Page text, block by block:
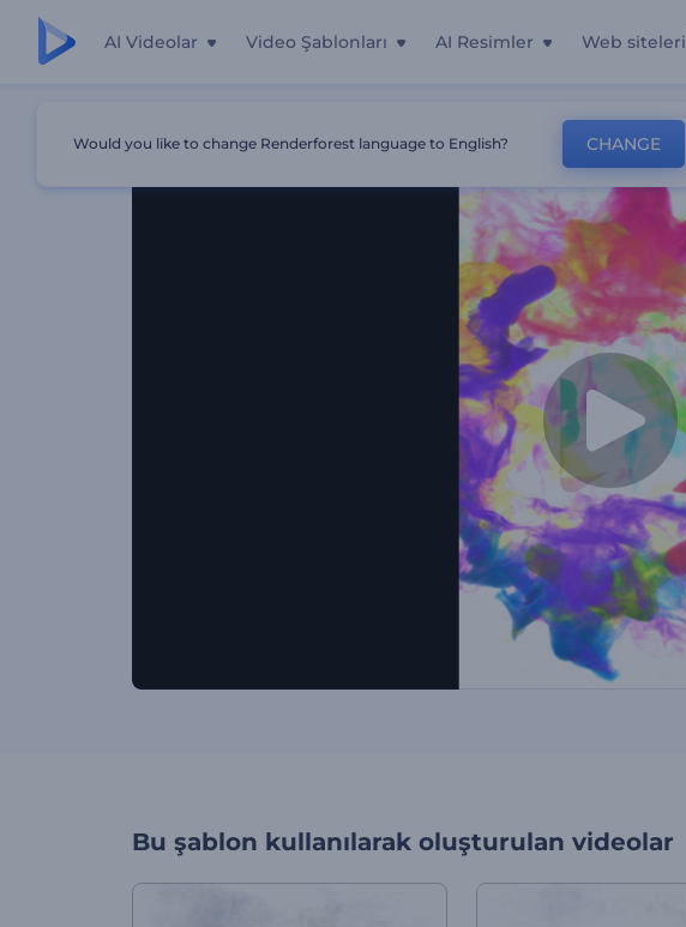
AI Videolar Video Şablonları AI Resimler Web siteleri
Bu şablon kullanılarak oluşturulan videolar
Would you like to change Renderforest language to English? CHANGE